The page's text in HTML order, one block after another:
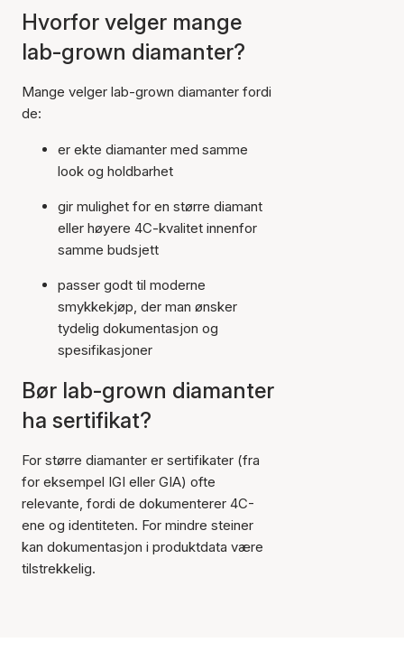
Hvorfor velger mange
lab-grown diamanter?
Mange velger lab-grown diamanter fordi
de:
er ekte diamanter med samme
look og holdbarhet
gir mulighet for en større diamant
eller høyere 4C-kvalitet innenfor
samme budsjett
passer godt til moderne
smykkekjøp, der man ønsker
tydelig dokumentasjon og
spesifikasjoner
Bør lab-grown diamanter
ha sertifikat?
For større diamanter er sertifikater (fra
for eksempel IGI eller GIA) ofte
relevante, fordi de dokumenterer 4C-
ene og identiteten. For mindre steiner
kan dokumentasjon i produktdata være
tilstrekkelig.